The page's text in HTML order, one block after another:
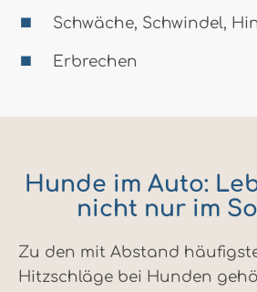
Schwäche, Schwindel,
Erbrechen
Hunde im Auto:
nicht nur im
Zu den mit Abstand
Hitzschläge bei Hunden